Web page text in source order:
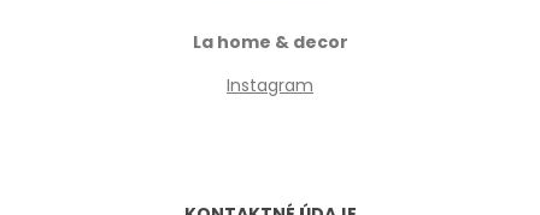
La home & decor
Instagram